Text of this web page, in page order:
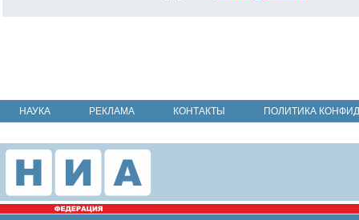
НАУКА РЕКЛАМА КОНТАКТЫ ПОЛИТИКА